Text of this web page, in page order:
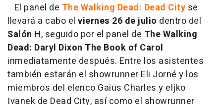
El panel de The Walking Dead: Dead City se
llevará a cabo el viernes 26 de julio dentro del
Salón H, seguido por el panel de The Walking
Dead: Daryl Dixon The Book of Carol
inmediatamente después. Entre los asistentes
también estarán el showrunner Eli Jorné y los
miembros del elenco Gaius Charles y eljko
Ivanek de Dead City, así como el showrunner